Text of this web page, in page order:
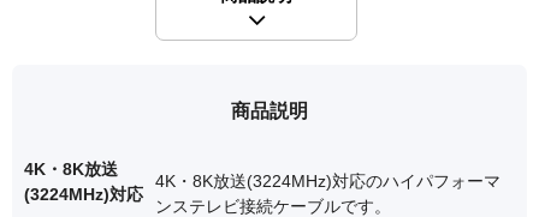
商品説明
4K・8K放送
(3224MHz)対応
4K・8K放送(3224MHz)対応のハイパフォーマ
ンステレビ接続ケーブルです。